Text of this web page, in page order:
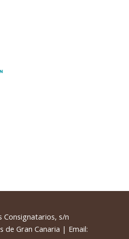
Consignatarios, s/n
de Gran Canaria | Email: